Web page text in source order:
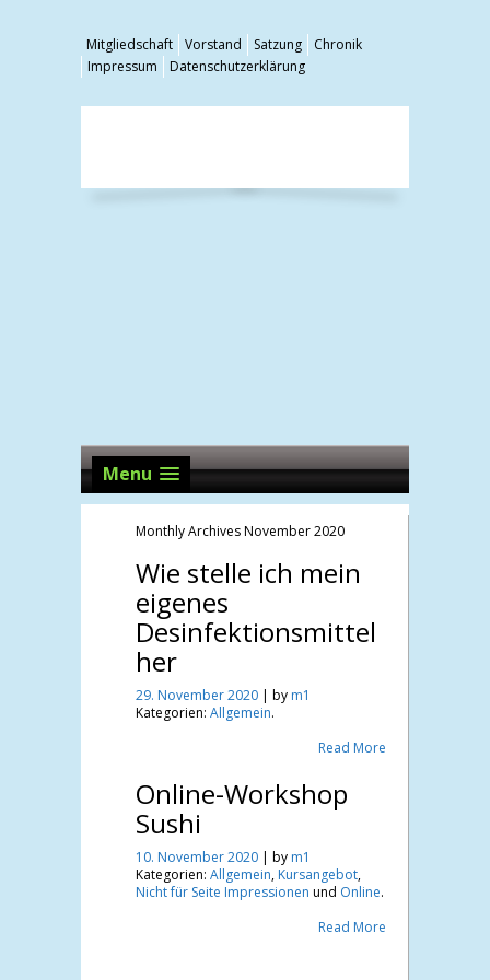
Mitgliedschaft Vorstand Satzung
Chronik
Impressum
Datenschutzerklärung
Menu
Monthly ArchivesNovember 2020
Wie stelle ich mein
eigenes
Desinfektionsmittel
her
29. November 2020 | by m1
Kategorien: Allgemein.
Read More
Online-Workshop
Sushi
10. November 2020 | by m1
Kategorien: Allgemein, Kursangebot,
Nicht für Seite Impressionen und Online.
Read More